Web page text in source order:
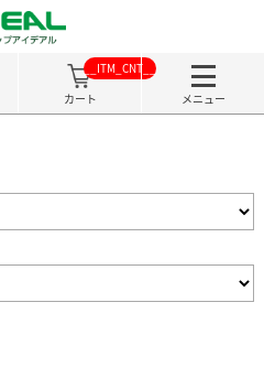
カート
__ITM_CNT__
メニュー